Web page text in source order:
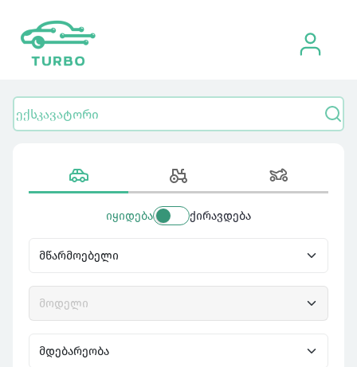
იყიდება ქირავდება